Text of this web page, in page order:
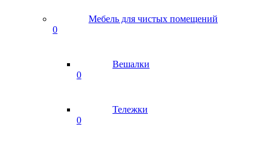
Мебель для чистых помещений
0
Вешалки
0
Тележки
0